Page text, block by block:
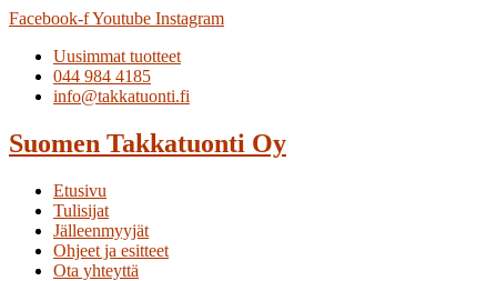
Facebook-fYoutube Instagram
Uusimmat tuotteet
044 984 4185
info@takkatuonti.fi
Suomen Takkatuonti Oy
Etusivu
Tulisijat
Jälleenmyyjät
Ohjeet ja esitteet
Ota yhteyttä